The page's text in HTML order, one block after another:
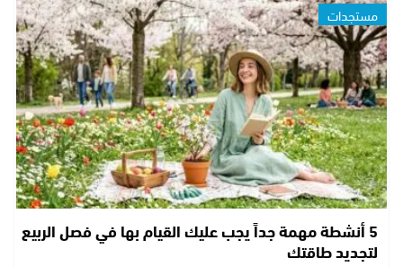
مستجدات
5 أنشطة مهمة جداً يجب عليك القيام بها في فصل الربيع
لتجديد طاقتك